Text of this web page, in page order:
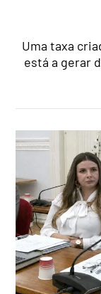
Uma taxa
está a gerar